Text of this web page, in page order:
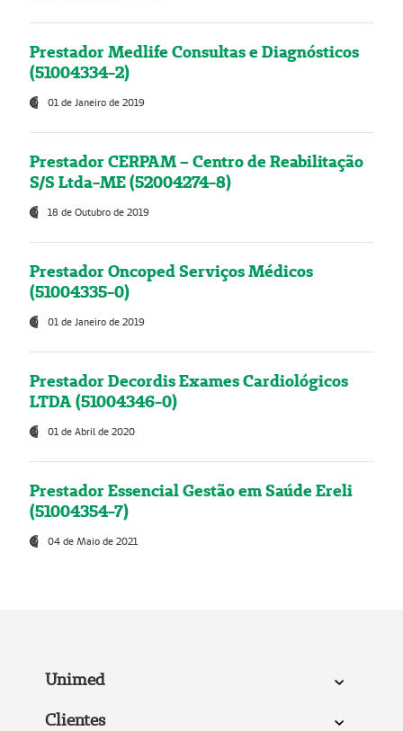
Prestador Medlife Consultas e Diagnósticos
(51004334-2)
01 de Janeiro de 2019
Prestador CERPAM – Centro de Reabilitação
S/S Ltda-ME (52004274-8)
18 de Outubro de 2019
Prestador Oncoped Serviços Médicos
(51004335-0)
01 de Janeiro de 2019
Prestador Decordis Exames Cardiológicos
LTDA (51004346-0)
01 de Abril de 2020
Prestador Essencial Gestão em Saúde Ereli
(51004354-7)
04 de Maio de 2021
Unimed
Clientes